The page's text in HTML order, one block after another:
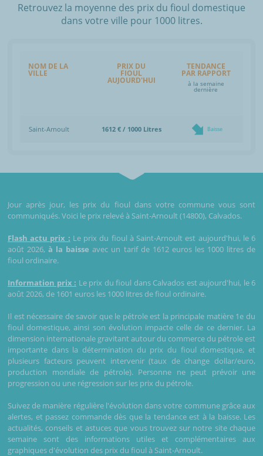
Retrouvez la moyenne des prix du fioul domestique
dans votre ville pour 1000 litres.
NOM DE LA
VILLE
PRIX DU
FIOUL
AUJOURD'HUI
TENDANCE
PAR RAPPORT
à la semaine
dernière
Saint-Arnoult 1612 € / 1000 Litres Baisse
Jour après jour, les prix du fioul dans votre commune vous sont
communiqués. Voici le prix relevé à Saint-Arnoult (14800), Calvados.
Flash actu prix : Le prix du fioul à Saint-Arnoult est aujourd'hui, le 6
août 2026,à la baisse avec un tarif de 1612 euros les 1000 litres de
fioul ordinaire.
Information prix : Le prix du fioul dans Calvados est aujourd'hui, le 6
août 2026, de 1601 euros les 1000 litres de fioul ordinaire.
Il est nécessaire de savoir que le pétrole est la principale matière 1e du
fioul domestique, ainsi son évolution impacte celle de ce dernier. La
dimension internationale gravitant autour du commerce du pétrole est
importante dans la détermination du prix du fioul domestique, et
plusieurs facteurs peuvent intervenir (taux de change dollar/euro,
production mondiale de pétrole). Personne ne peut prévoir une
progression ou une régression sur les prix du pétrole.
Suivez de manière régulière l'évolution dans votre commune grâce aux
alertes, et passez commande dès que la tendance est à la baisse. Les
actualités, conseils et astuces que vous trouvez sur notre site chaque
semaine sont des informations utiles et complémentaires aux
graphiques d'évolution des prix du fioul à Saint-Arnoult.